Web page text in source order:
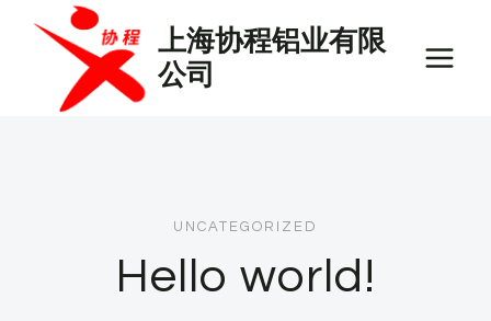
上海协程铝业有限
公司
UNCATEGORIZED
Hello world!